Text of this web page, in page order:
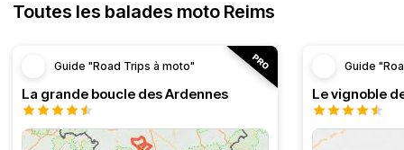
Toutes les balades moto Reims
Guide "Road Trips à moto"
La grande boucle des Ardennes
Guide
Le vignoble